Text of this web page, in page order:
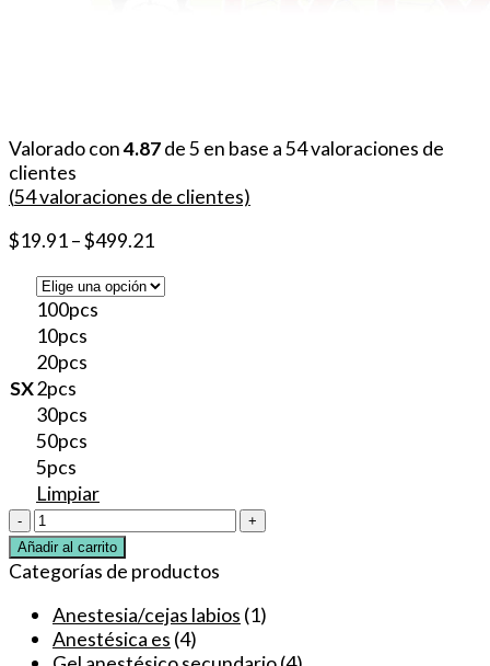
Valorado con4.87de 5 en base a54valoraciones de
clientes
(54valoraciones de clientes)
$19.91–$499.21
SX
100pcs
10pcs
20pcs
2pcs
30pcs
50pcs
5pcs
Limpiar
Crema
Anestésica
TKTX
40%
para
Tatuajes,
Añadir al carrito
Categorías de productos
Anestesia/cejas labios (1)
Anestésica es (4)